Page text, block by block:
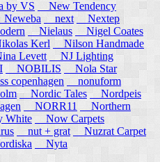
by VS
New Tendency
next
Nextep
Nielaus
Nigel Coates
Kerl
Nilson Handmade
Levett
NJ Lighting
NOBILIS
Nola Star
copenhagen
nonuform
Nordic Tales
Nordpeis
NORR11
Northern
White
Now Carpets
nut + grat
Nuzrat Carpet
Nyta